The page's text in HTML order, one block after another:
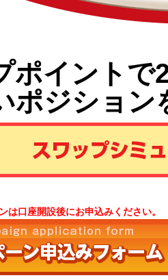
ポイントで
ポジション
は口座開設後にお申込みください。